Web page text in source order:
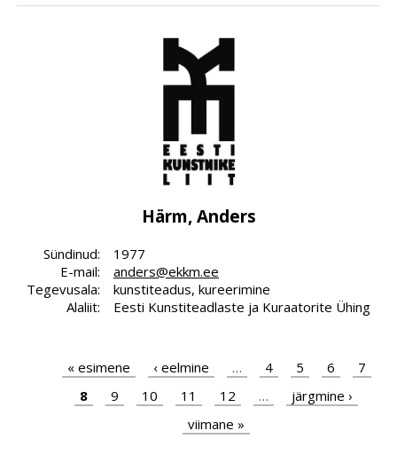
Härm, Anders
Sündinud:
E-mail:
Tegevusala:
Alaliit:
1977
anders@ekkm.ee
kunstiteadus, kureerimine
Eesti Kunstiteadlaste ja Kuraatorite Ühing
Pagination
First
« esimene
Previous
‹ eelmine … Page
4 Page
5 Page
6 Page
7
Page
8 Page
9 Page
10 Page
11 Page
12 …
Next
järgmine ›
Last
viimane »